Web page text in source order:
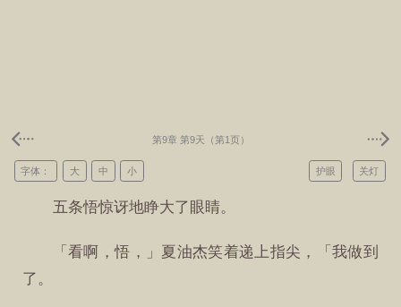
第9章 第9天（第1页）
关灯
护眼
字体： 大 中 小
五条悟惊讶地睁大了眼睛。
「看啊，悟，」夏油杰笑着递上指尖，「我做到
了。